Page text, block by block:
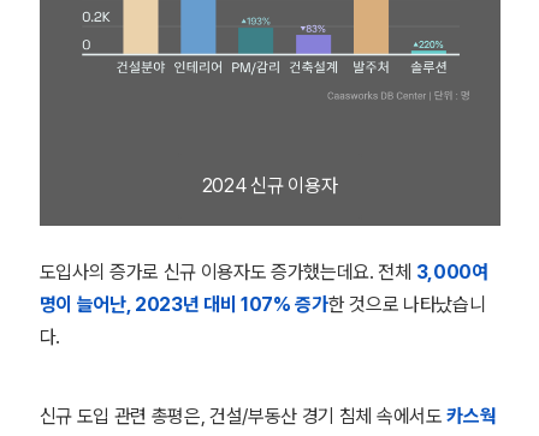
2024 신규 이용자
도입사의 증가로 신규 이용자도 증가했는데요. 전체 3,000여
명이 늘어난, 2023년 대비 107% 증가한 것으로 나타났습니
다.
신규 도입 관련 총평은, 건설/부동산 경기 침체 속에서도카스웍